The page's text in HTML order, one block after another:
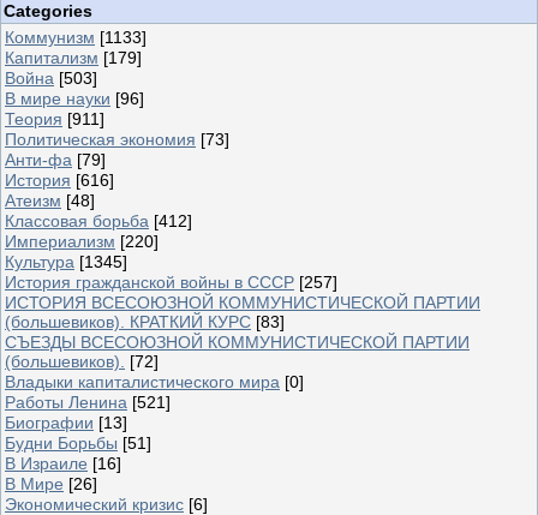
Categories
Коммунизм [1133]
Капитализм [179]
Война [503]
В мире науки [96]
Теория [911]
Политическая экономия [73]
Анти-фа [79]
История [616]
Атеизм [48]
Классовая борьба [412]
Империализм [220]
Культура [1345]
История гражданской войны в СССР [257]
ИСТОРИЯ ВСЕСОЮЗНОЙ КОММУНИСТИЧЕСКОЙ ПАРТИИ
(большевиков). КРАТКИЙ КУРС [83]
СЪЕЗДЫ ВСЕСОЮЗНОЙ КОММУНИСТИЧЕСКОЙ ПАРТИИ
(большевиков).
[72]
Владыки капиталистического мира [0]
Работы Ленина [521]
Биографии [13]
Будни Борьбы [51]
В Израиле [16]
В Мире [26]
Экономический кризис [6]